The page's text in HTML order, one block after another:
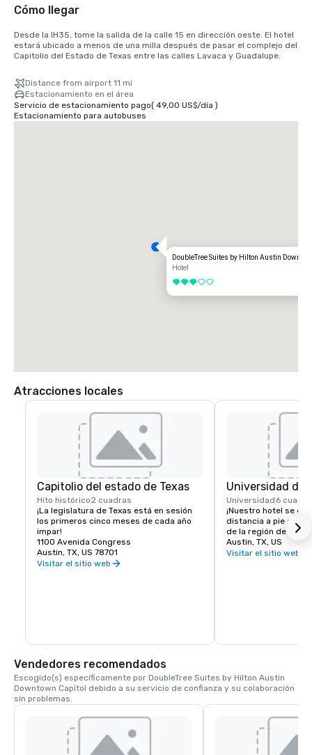
Cómo llegar
Desde la IH35, tome la salida de la calle 15 en dirección oeste. El hotel
estará ubicado a menos de una milla después de pasar el complejo del
Capitolio del Estado de Texas entre las calles Lavaca y Guadalupe.
Distance from airport 11 mi
Estacionamiento en el área
Servicio de estacionamiento pago( 49,00 US$/día )
Estacionamiento para autobuses
DoubleTree Suites by Hilton Austin
Hotel
3 de 5
Atracciones locales
Capitolio del estado de Texas
Hito histórico2 cuadras
¡La legislatura de Texas está en sesión
los primeros cinco meses de cada año
impar!
1100 Avenida Congress
Austin, TX, US 78701
Visitar el sitio web
Universidad de
Universidad 6
¡Nuestro hotel se
distancia a pie del
de la región de
Austin, TX, US
Visitar el sitio web
Vendedores recomendados
Escogido(s) específicamente por DoubleTree Suites by Hilton Austin
Downtown Capitol debido a su servicio de confianza y su colaboración
sin problemas.